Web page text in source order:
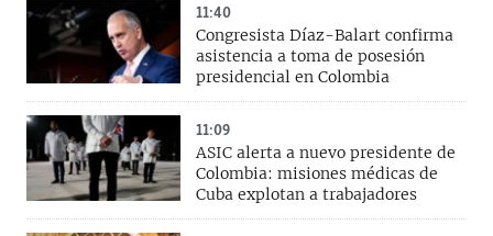
11:40
Congresista Díaz-Balart confirma
asistencia a toma de posesión
presidencial en Colombia
11:09
ASIC alerta a nuevo presidente de
Colombia: misiones médicas de
Cuba explotan a trabajadores